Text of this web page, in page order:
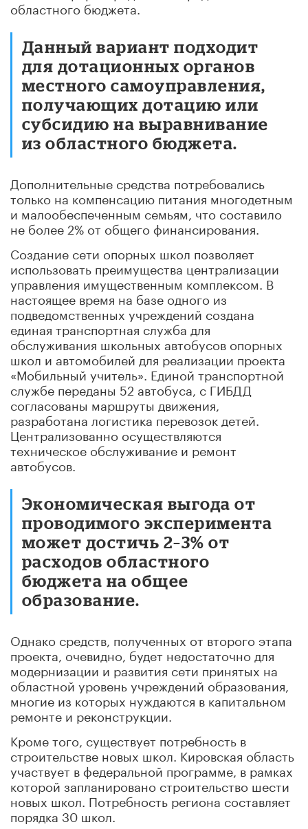
областного бюджета.
Данный вариант подходит
для дотационных органов
местного самоуправления,
получающих дотацию или
субсидию на выравнивание
из областного бюджета.
Дополнительные средства потребовались
только на компенсацию питания многодетным
и малообеспеченным семьям, что составило
не более 2% от общего финансирования.
Создание сети опорных школ позволяет
использовать преимущества централизации
управления имущественным комплексом. В
настоящее время на базе одного из
подведомственных учреждений создана
единая транспортная служба для
обслуживания школьных автобусов опорных
школ и автомобилей для реализации проекта
«Мобильный учитель». Единой транспортной
службе переданы 52 автобуса, с ГИБДД
согласованы маршруты движения,
разработана логистика перевозок детей.
Централизованно осуществляются
техническое обслуживание и ремонт
автобусов.
Экономическая выгода от
проводимого эксперимента
может достичь 2–3% от
расходов областного
бюджета на общее
образование.
Однако средств, полученных от второго этапа
проекта, очевидно, будет недостаточно для
модернизации и развития сети принятых на
областной уровень учреждений образования,
многие из которых нуждаются в капитальном
ремонте и реконструкции.
Кроме того, существует потребность в
строительстве новых школ. Кировская область
участвует в федеральной программе, в рамках
которой запланировано строительство шести
новых школ. Потребность региона составляет
порядка 30 школ.